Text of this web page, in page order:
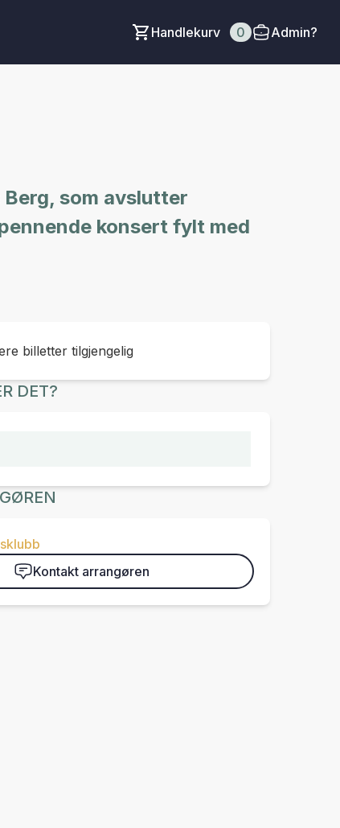
Handlekurv 0 Admin?
som avslutter
konsert fylt med
billetter tilgjengelig
DET?
Kontakt arrangøren